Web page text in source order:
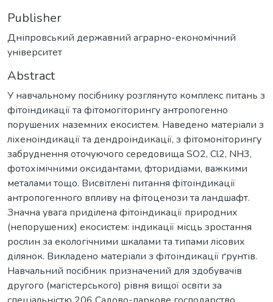
Publisher
Дніпровський державний аграрно-економічний
університет
Abstract
У навчальному посібнику розглянуто комплекс питань з
фітоіндикації та фітомогіторингу антропогенно
порушених наземних екосистем. Наведено матеріали з
ліхеноіндикації та дендроіндикації, з фітомоніторингу
забруднення оточуючого середовища SO2, Cl2, NH3,
фотохімічними оксидантами, фторидіами, важкими
металами тощо. Висвітлені питання фітоіндикації
антропогенного впливу на фітоценози та ландшафт.
Значна увага приділена фітоіндикації природних
(непорушених) екосистем: індикації місць зростання
рослин за екологічними шкалами та типами лісових
ділянок. Викладено матеріали з фітоіндикації ґрунтів.
Навчальний посібник призначений для здобувачів
другого (магістерського) рівня вищої освіти за